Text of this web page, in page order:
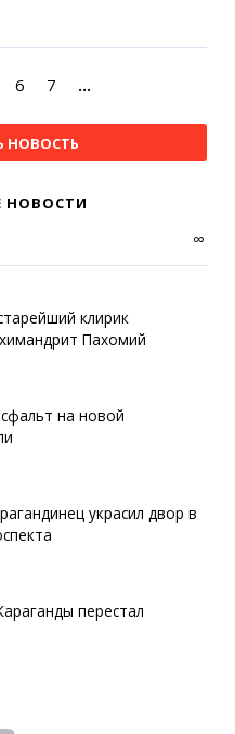
6 7 ...
НОВОСТЬ
НОВОСТИ
∞
клирик
Пахомий
на новой
украсил двор в
перестал